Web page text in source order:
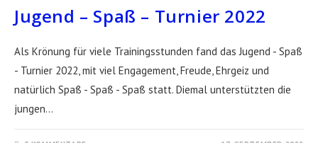
Jugend – Spaß – Turnier 2022
Als Krönung für viele Trainingsstunden fand das Jugend - Spaß
- Turnier 2022, mit viel Engagement, Freude, Ehrgeiz und
natürlich Spaß - Spaß - Spaß statt. Diemal unterstützten die
jungen…